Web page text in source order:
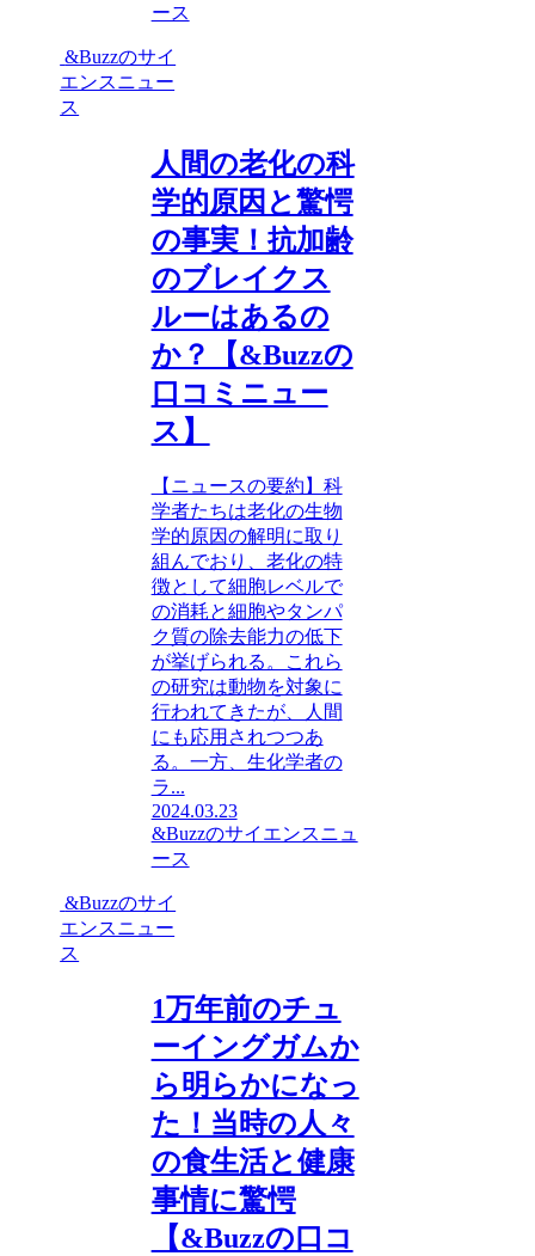
ース
&Buzzのサイ
エンスニュー
ス
人間の老化の科
学的原因と驚愕
の事実！抗加齢
のブレイクス
ルーはあるの
か？【&Buzzの
口コミニュー
ス】
【ニュースの要約】科
学者たちは老化の生物
学的原因の解明に取り
組んでおり、老化の特
徴として細胞レベルで
の消耗と細胞やタンパ
ク質の除去能力の低下
が挙げられる。これら
の研究は動物を対象に
行われてきたが、人間
にも応用されつつあ
る。一方、生化学者の
ラ...
2024.03.23
&Buzzのサイエンスニュ
ース
&Buzzのサイ
エンスニュー
ス
1万年前のチュ
ーイングガムか
ら明らかになっ
た！当時の人々
の食生活と健康
事情に驚愕
【&Buzzの口コ